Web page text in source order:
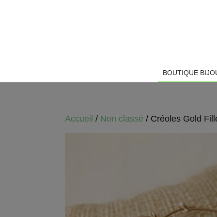
BOUTIQUE
Accueil / Non classé / Créoles Gold